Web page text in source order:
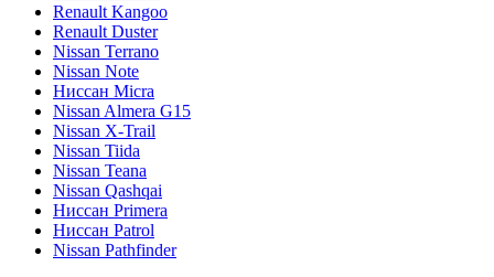
Renault Kangoo
Renault Duster
Nissan Terrano
Nissan Note
Ниссан Micra
Nissan Almera G15
Nissan X-Trail
Nissan Tiida
Nissan Teana
Nissan Qashqai
Ниссан Primera
Ниссан Patrol
Nissan Pathfinder